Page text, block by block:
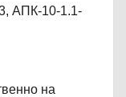
АПК-10-1.1-
на